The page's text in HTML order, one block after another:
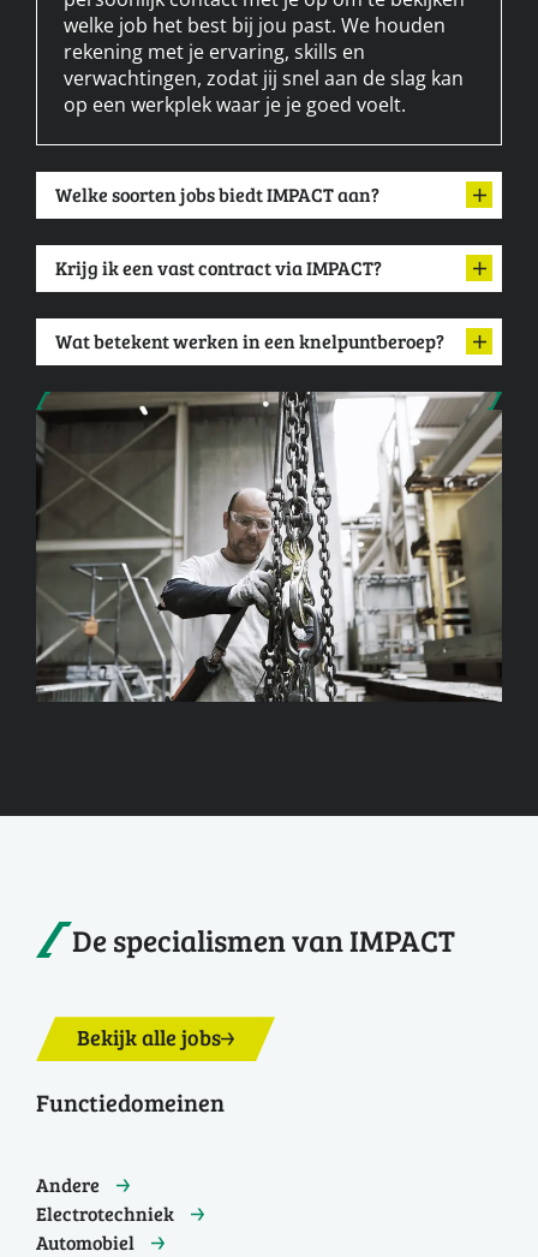
welke job het best bij jou past. We houden
rekening met je ervaring, skills en
verwachtingen, zodat jij snel aan de slag kan
op een werkplek waar je je goed voelt.
Welke soorten jobs biedt IMPACT aan?
Krijg ik een vast contract via IMPACT?
Wat betekent werken in een knelpuntberoep?
De specialismen van IMPACT
Bekijk alle jobs
Functiedomeinen
Andere
Electrotechniek
Automobiel